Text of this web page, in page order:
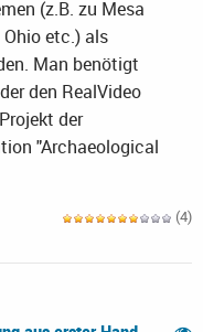
(z.B. zu Mesa
etc.) als
Man benötigt
den RealVideo
der
"Archaeological
(4)